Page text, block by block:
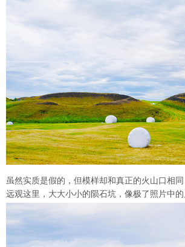
虽然实质是假的，但模样却和真正的火山口相同
远观这里，大大小小的陨石坑，像极了照片中的